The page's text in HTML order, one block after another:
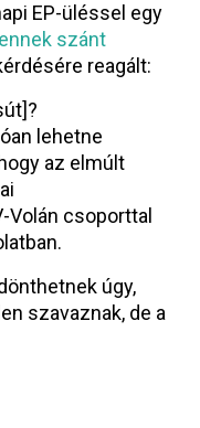
EP-üléssel egy
szánt
reagált:
lehetne
az elmúlt
Volán csoporttal
úgy,
szavaznak, de a